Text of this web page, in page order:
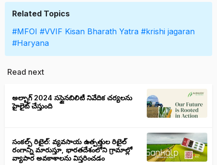
Related Topics
#MFOI #VVIF Kisan Bharath Yatra #krishi jagaran
#Haryana
Read next
అల్బాగ్ 2024 సస్టైనబిలిటీ నివేదిక చర్యలను
హైలైట్ చేస్తుంది
సంకల్ప్ రిటైల్: వ్యవసాయ ఉత్పత్తుల రిటైల్
రంగాన్ని మారుస్తూ, భారతదేశంలోని గ్రామాల్లో
వ్యాపార అవకాశాలను విస్తరించడం